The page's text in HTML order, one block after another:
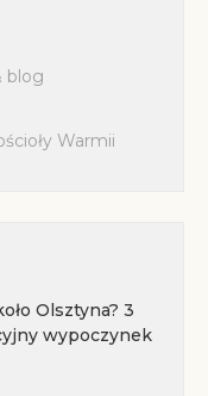
blog
Warmii
Olsztyna? 3
wypoczynek